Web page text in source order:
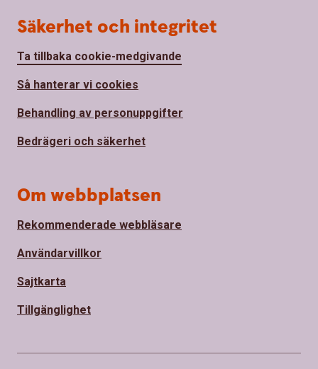
Säkerhet och integritet
Ta tillbaka cookie-medgivande
Så hanterar vi cookies
Behandling av personuppgifter
Bedrägeri och säkerhet
Om webbplatsen
Rekommenderade webbläsare
Användarvillkor
Sajtkarta
Tillgänglighet